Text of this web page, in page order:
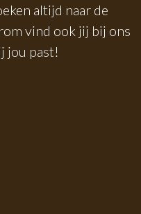
altijd naar de
vind ook jij bij ons
jou past!